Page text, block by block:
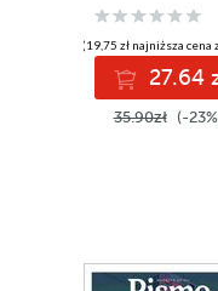
(19,75 zł najniższa cena
27.64
35.90zł (-